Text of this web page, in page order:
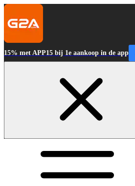
15% met APP15 bij 1e aankoop in de app